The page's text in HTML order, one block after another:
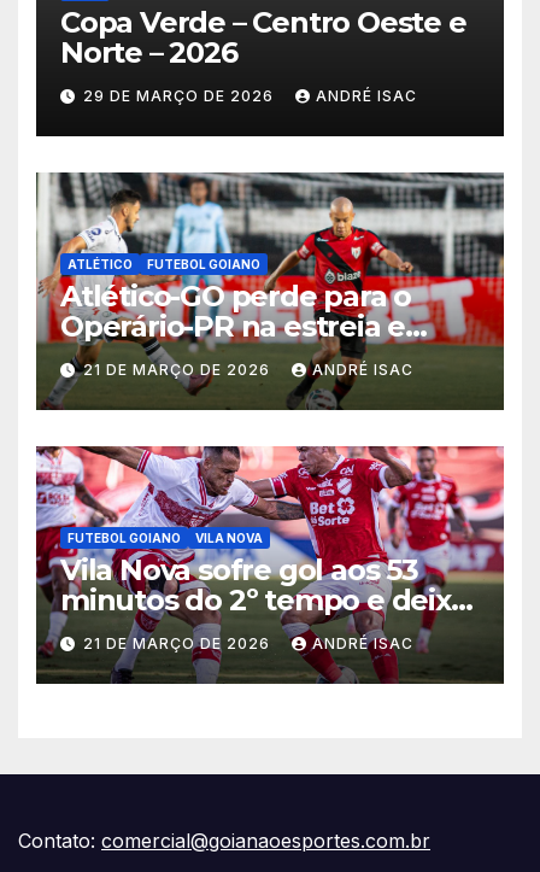
Copa Verde – Centro Oeste e
Norte – 2026
29 DE MARÇO DE 2026 ANDRÉ ISAC
ATLÉTICO FUTEBOL GOIANO
Atlético-GO perde para o
Operário-PR na estreia e
começa sob pressão a Série B
2026
21 DE MARÇO DE 2026 ANDRÉ ISAC
FUTEBOL GOIANO VILA NOVA
Vila Nova sofre gol aos 53
minutos do 2º tempo e deixa
vitória escapar na estreia da
Série B
21 DE MARÇO DE 2026 ANDRÉ ISAC
Contato: comercial@goianaoesportes.com.br